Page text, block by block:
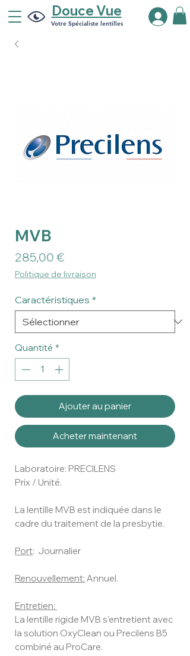
Douce Vue
Votre Spécialiste lentilles
MVB
285,00 €Prix
Politique de livraison
Caractéristiques *
Quantité *
Ajouter au panier
Acheter maintenant
Laboratoire: PRECILENS
Prix / Unité.
La lentille MVB est indiquée dans le
cadre du traitement de la presbytie.
Port: Journalier
Renouvellement: Annuel.
Entretien:
La lentille rigide MVB s'entretient avec
la solution OxyClean ou Precilens B5
combiné au ProCare.